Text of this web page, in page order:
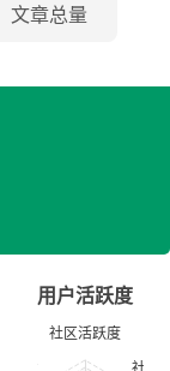
文章总量
用户活跃度